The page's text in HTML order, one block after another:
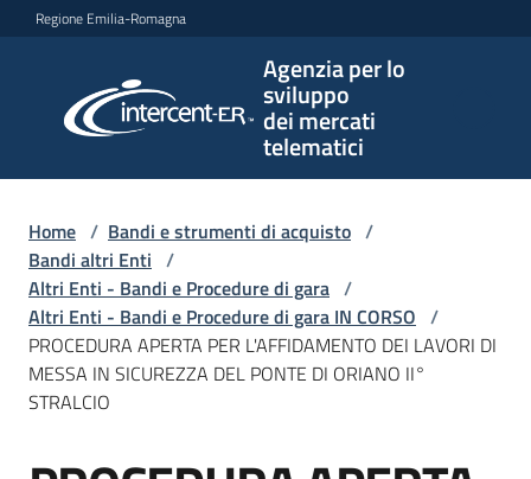
Vai al contenuto
Vai alla navigazione
Vai al footer
Regione Emilia-Romagna
Agenzia per lo
sviluppo
dei mercati
telematici
per lo
sviluppo
telematici
L'Agenzia
e
Home / Bandi e strumenti di acquisto /
Bandi altri Enti /
Altri Enti - Bandi e Procedure di gara /
Altri Enti - Bandi e Procedure di gara IN CORSO /
PROCEDURA APERTA PER L'AFFIDAMENTO DEI LAVORI DI
MESSA IN SICUREZZA DEL PONTE DI ORIANO II°
STRALCIO
Salta al contenuto